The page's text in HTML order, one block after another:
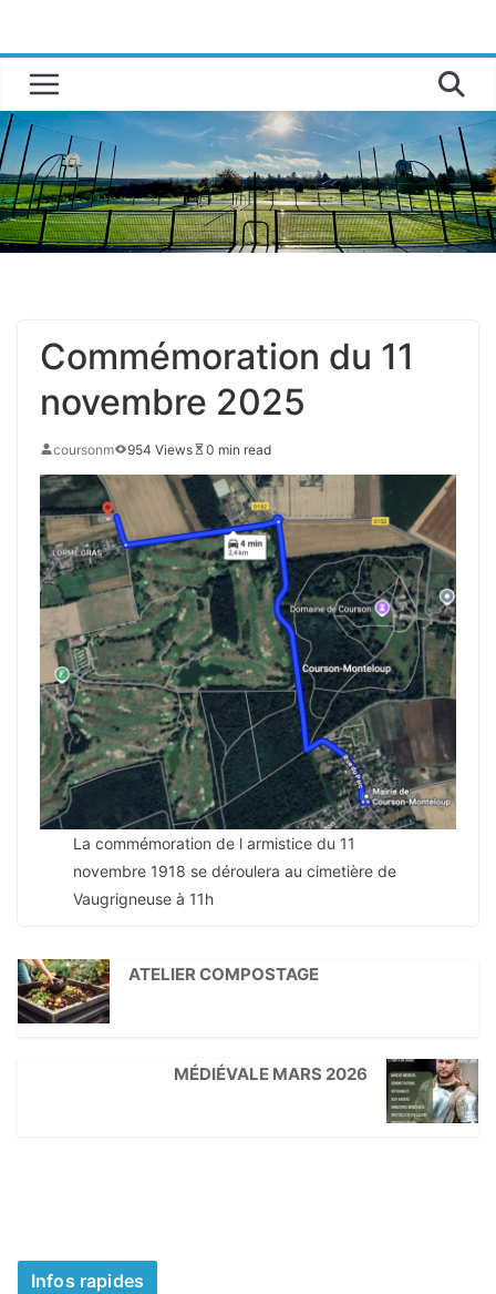
contenu
Commémoration du 11
novembre 2025
coursonm 954 Views 0 min read
La commémoration de l armistice du 11
novembre 1918 se déroulera au cimetière de
Vaugrigneuse à 11h
ATELIER COMPOSTAGE
MÉDIÉVALE MARS 2026
Infos rapides